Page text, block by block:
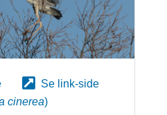
Se link-side
cinerea)